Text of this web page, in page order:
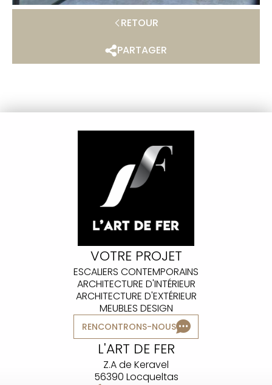
RETOUR
PARTAGER
VOTRE PROJET
ESCALIERS CONTEMPORAINS
ARCHITECTURE D'INTÉRIEUR
ARCHITECTURE D'EXTÉRIEUR
MEUBLES DESIGN
RENCONTRONS-NOUS
L'ART DE FER
Z.A de Keravel
56390 Locqueltas